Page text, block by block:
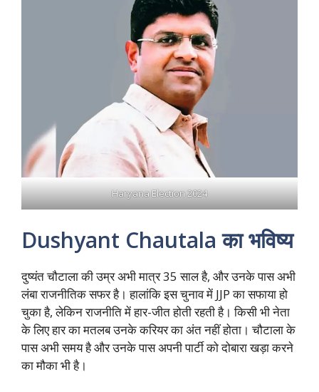
Haryana Election 2024
Dushyant Chautala का भविष्य
दुष्यंत चौटाला की उम्र अभी मात्र 35 साल है, और उनके पास अभी
लंबा राजनीतिक सफर है। हालांकि इस चुनाव में JJP का सफाया हो
चुका है, लेकिन राजनीति में हार-जीत होती रहती है। किसी भी नेता
के लिए हार का मतलब उनके करियर का अंत नहीं होता। चौटाला के
पास अभी समय है और उनके पास अपनी पार्टी को दोबारा खड़ा करने
का मौका भी है।